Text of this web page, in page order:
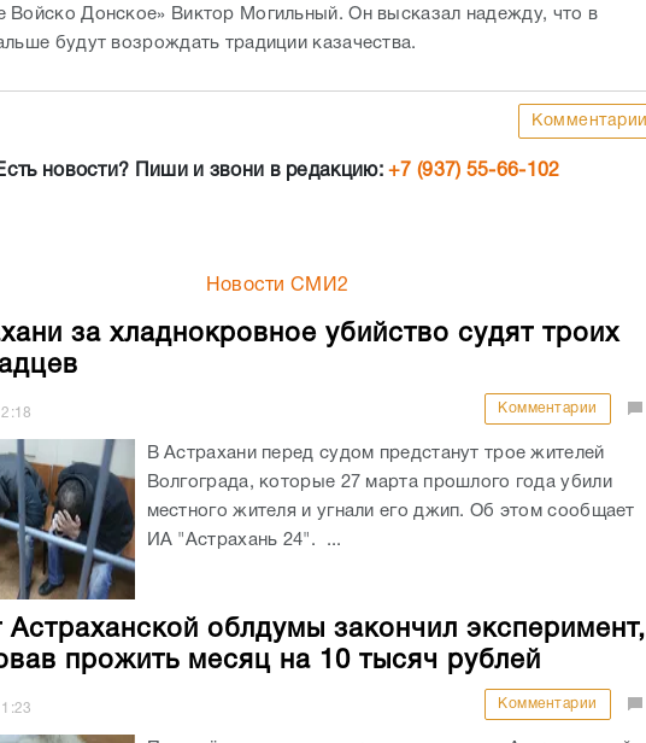
Войско Донское» Виктор Могильный. Он высказал надежду, что в
будут возрождать традиции казачества.
Комментарии
новости? Пиши и звони в редакцию:+7 (937) 55-66-102
Новости СМИ2
за хладнокровное убийство судят троих
Комментарии
В Астрахани перед судом предстанут трое жителей
Волгограда, которые 27 марта прошлого года убили
местного жителя и угнали его джип. Об этом сообщает
ИА "Астрахань 24". ...
Астраханской облдумы закончил эксперимент,
прожить месяц на 10 тысяч рублей
Комментарии